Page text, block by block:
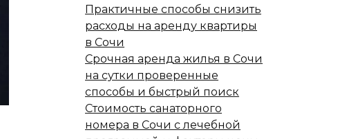
Практичные способы снизить
расходы на аренду квартиры
в Сочи
Срочная аренда жилья в Сочи
на сутки проверенные
способы и быстрый поиск
Стоимость санаторного
номера в Сочи с лечебной